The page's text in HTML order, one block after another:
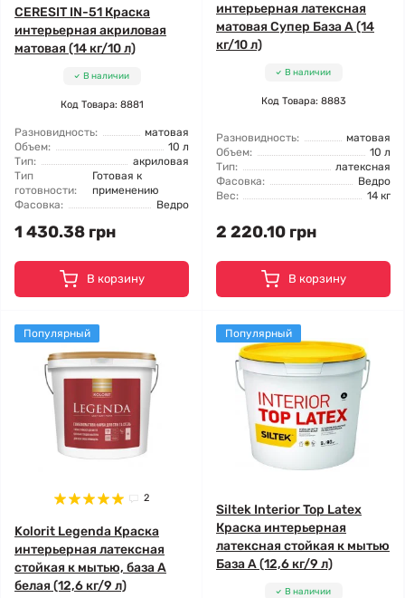
CERESIT IN-51 Краска
интерьерная акриловая
матовая (14 кг/10 л)
В наличии
Код Товара: 8881
Разновидность:
матовая
Объем:
10 л
Тип:
акриловая
Тип
готовности:
Готовая к
применению
Фасовка:
Ведро
1 430.38 грн
В корзину
интерьерная латексная
матовая Супер База А (14
кг/10 л)
В наличии
Код Товара: 8883
Разновидность:
матовая
Объем:
10 л
Тип:
латексная
Фасовка:
Ведро
Вес:
14 кг
2 220.10 грн
В корзину
Популярный
2
Kolorit Legenda Краска
интерьерная латексная
стойкая к мытью, база А
белая (12,6 кг/9 л)
Популярный
Siltek Interior Top Latex
Краска интерьерная
латексная стойкая к мытью
База А (12,6 кг/9 л)
В наличии